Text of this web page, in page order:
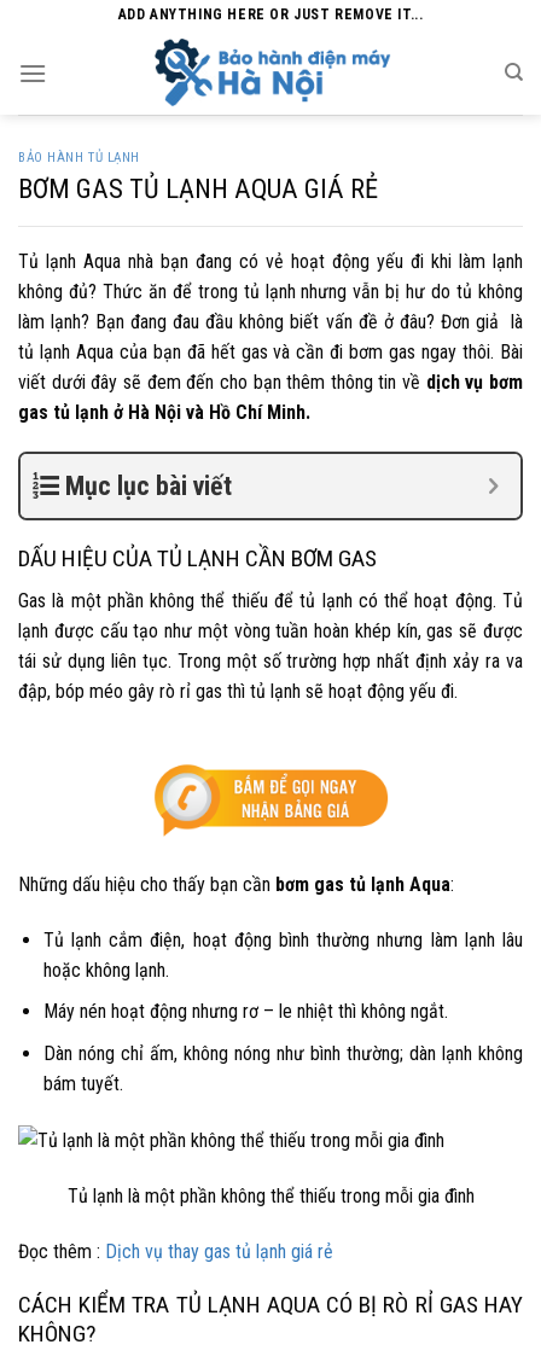
content
ADD ANYTHING HERE OR JUST REMOVE IT...
BẢO HÀNH TỦ LẠNH
BƠM GAS TỦ LẠNH AQUA GIÁ RẺ
Tủ lạnh Aqua nhà bạn đang có vẻ hoạt động yếu đi khi làm lạnh
không đủ? Thức ăn để trong tủ lạnh nhưng vẫn bị hư do tủ không
làm lạnh? Bạn đang đau đầu không biết vấn đề ở đâu? Đơn giả là
tủ lạnh Aqua của bạn đã hết gas và cần đi bơm gas ngay thôi. Bài
viết dưới đây sẽ đem đến cho bạn thêm thông tin về dịch vụ bơm
gas tủ lạnh ở Hà Nội và Hồ Chí Minh.
Mục lục bài viết
DẤU HIỆU CỦA TỦ LẠNH CẦN BƠM GAS
Gas là một phần không thể thiếu để tủ lạnh có thể hoạt động. Tủ
lạnh được cấu tạo như một vòng tuần hoàn khép kín, gas sẽ được
tái sử dụng liên tục. Trong một số trường hợp nhất định xảy ra va
đập, bóp méo gây rò rỉ gas thì tủ lạnh sẽ hoạt động yếu đi.
Những dấu hiệu cho thấy bạn cần bơm gas tủ lạnh Aqua:
Tủ lạnh cắm điện, hoạt động bình thường nhưng làm lạnh lâu
hoặc không lạnh.
Máy nén hoạt động nhưng rơ – le nhiệt thì không ngắt.
Dàn nóng chỉ ấm, không nóng như bình thường; dàn lạnh không
bám tuyết.
Tủ lạnh là một phần không thể thiếu trong mỗi gia đình
Đọc thêm : Dịch vụ thay gas tủ lạnh giá rẻ
CÁCH KIỂM TRA TỦ LẠNH AQUA CÓ BỊ RÒ RỈ GAS HAY
KHÔNG?